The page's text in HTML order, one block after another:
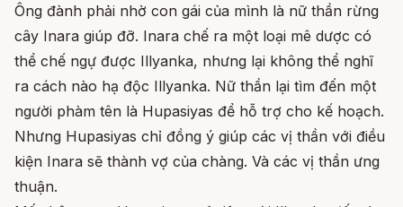
Ông đành phải nhờ con gái của mình là nữ thần rừng
cây Inara giúp đỡ. Inara chế ra một loại mê dược có
thể chế ngự được Illyanka, nhưng lại không thể nghĩ
ra cách nào hạ độc Illyanka. Nữ thần lại tìm đến một
người phàm tên là Hupasiyas để hỗ trợ cho kế hoạch.
Nhưng Hupasiyas chỉ đồng ý giúp các vị thần với điều
kiện Inara sẽ thành vợ của chàng. Và các vị thần ưng
thuận.